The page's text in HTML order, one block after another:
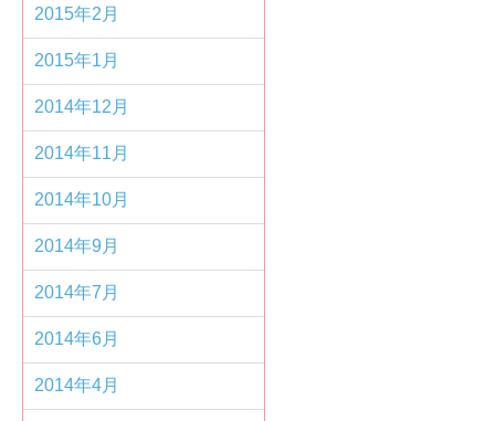
2015年2月
2015年1月
2014年12月
2014年11月
2014年10月
2014年9月
2014年7月
2014年6月
2014年4月